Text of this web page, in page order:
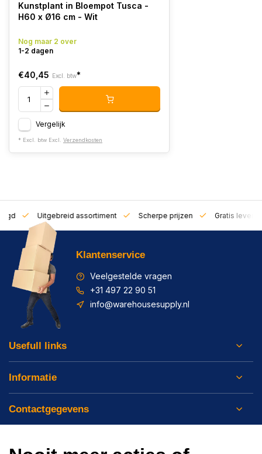
Kunstplant in Bloempot Tusca -
H60 x Ø16 cm - Wit
Nog maar 2 over
1-2 dagen
€40,45 Excl. btw*
Vergelijk
* Excl. btw Excl. Verzendkosten
Uitgebreid assortiment Scherpe prijzen Gratis
Klantenservice
Veelgestelde vragen
+31 497 22 90 51
info@warehousesupply.nl
Usefull links
Informatie
Contactgegevens